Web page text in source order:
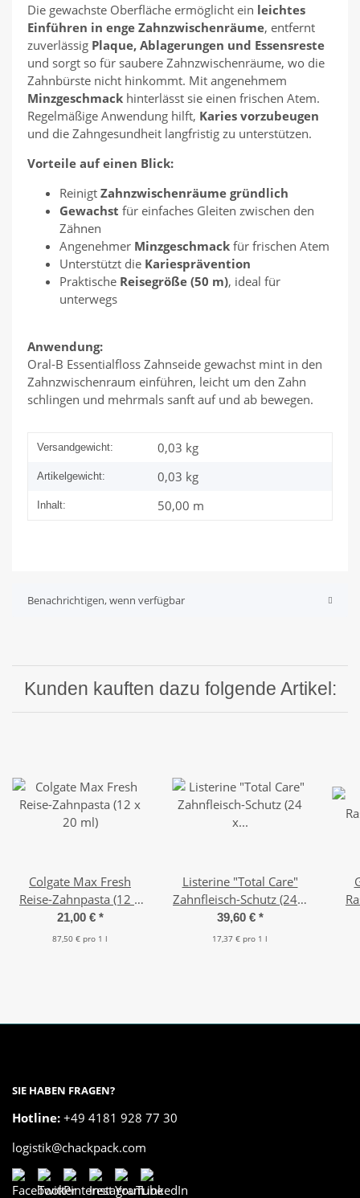
Die gewachste Oberfläche ermöglicht ein leichtes
Einführen in enge Zahnzwischenräume, entfernt
zuverlässig Plaque, Ablagerungen und Essensreste
und sorgt so für saubere Zahnzwischenräume, wo die
Zahnbürste nicht hinkommt. Mit angenehmem
Minzgeschmackhinterlässt sie einen frischen Atem.
Regelmäßige Anwendung hilft, Karies vorzubeugen
und die Zahngesundheit langfristig zu unterstützen.
Vorteile auf einen Blick:
Reinigt Zahnzwischenräume gründlich
Gewachst für einfaches Gleiten zwischen den
Zähnen
Angenehmer Minzgeschmackfür frischen Atem
Unterstützt die Kariesprävention
Praktische Reisegröße (50 m), ideal für
unterwegs
Anwendung:
Oral-B Essentialfloss Zahnseide gewachst mint in den
Zahnzwischenraum einführen, leicht um den Zahn
schlingen und mehrmals sanft auf und ab bewegen.
Versandgewicht: 0,03 kg
Artikelgewicht: 0,03 kg
Inhalt: 50,00 m
Benachrichtigen, wenn verfügbar
Kunden kauften dazu folgende Artikel:
Colgate Max Fresh
Reise-Zahnpasta (12 x
20 ml)
21,00 € *
87,50 € pro 1 l
Listerine "Total Care"
Zahnfleisch-Schutz (24 x
95 ml)
39,60 € *
17,37 € pro 1 l
SIE HABEN FRAGEN?
Hotline: +49 4181 928 77 30
logistik@chackpack.com